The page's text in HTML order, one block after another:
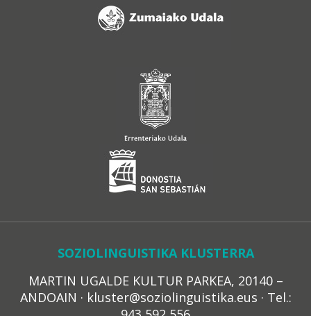
SOZIOLINGUISTIKA KLUSTERRA
MARTIN UGALDE KULTUR PARKEA, 20140 –
ANDOAIN · kluster@soziolinguistika.eus · Tel.: